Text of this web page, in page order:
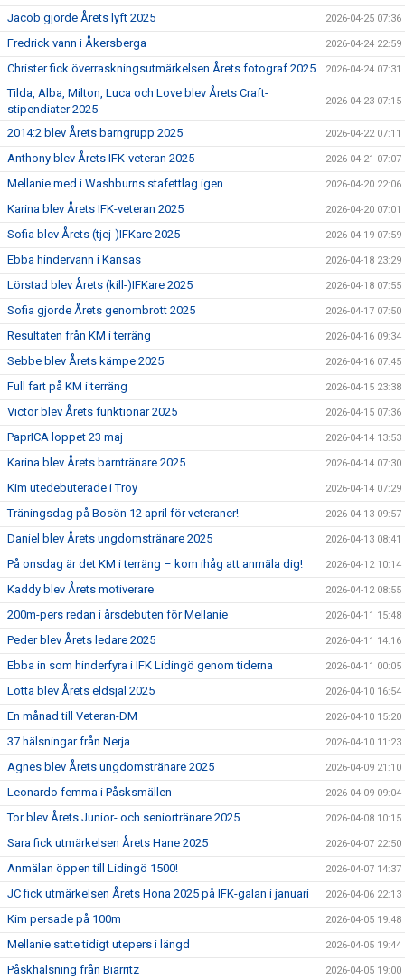
Jacob gjorde Årets lyft 2025 2026-04-25 07:36
Fredrick vann i Åkersberga 2026-04-24 22:59
Christer fick överraskningsutmärkelsen Årets fotograf 2025 2026-04-24 07:31
Tilda, Alba, Milton, Luca och Love blev Årets Craft-
stipendiater 2025
2026-04-23 07:15
2014:2 blev Årets barngrupp 2025 2026-04-22 07:11
Anthony blev Årets IFK-veteran 2025 2026-04-21 07:07
Mellanie med i Washburns stafettlag igen 2026-04-20 22:06
Karina blev Årets IFK-veteran 2025 2026-04-20 07:01
Sofia blev Årets (tjej-)IFKare 2025 2026-04-19 07:59
Ebba hindervann i Kansas 2026-04-18 23:29
Lörstad blev Årets (kill-)IFKare 2025 2026-04-18 07:55
Sofia gjorde Årets genombrott 2025 2026-04-17 07:50
Resultaten från KM i terräng 2026-04-16 09:34
Sebbe blev Årets kämpe 2025 2026-04-16 07:45
Full fart på KM i terräng 2026-04-15 23:38
Victor blev Årets funktionär 2025 2026-04-15 07:36
PaprICA loppet 23 maj 2026-04-14 13:53
Karina blev Årets barntränare 2025 2026-04-14 07:30
Kim utedebuterade i Troy 2026-04-14 07:29
Träningsdag på Bosön 12 april för veteraner! 2026-04-13 09:57
Daniel blev Årets ungdomstränare 2025 2026-04-13 08:41
På onsdag är det KM i terräng – kom ihåg att anmäla dig! 2026-04-12 10:14
Kaddy blev Årets motiverare 2026-04-12 08:55
200m-pers redan i årsdebuten för Mellanie 2026-04-11 15:48
Peder blev Årets ledare 2025 2026-04-11 14:16
Ebba in som hinderfyra i IFK Lidingö genom tiderna 2026-04-11 00:05
Lotta blev Årets eldsjäl 2025 2026-04-10 16:54
En månad till Veteran-DM 2026-04-10 15:20
37 hälsningar från Nerja 2026-04-10 11:23
Agnes blev Årets ungdomstränare 2025 2026-04-09 21:10
Leonardo femma i Påsksmällen 2026-04-09 09:04
Tor blev Årets Junior- och seniortränare 2025 2026-04-08 10:15
Sara fick utmärkelsen Årets Hane 2025 2026-04-07 22:50
Anmälan öppen till Lidingö 1500! 2026-04-07 14:37
JC fick utmärkelsen Årets Hona 2025 på IFK-galan i januari 2026-04-06 22:13
Kim persade på 100m 2026-04-05 19:48
Mellanie satte tidigt utepers i längd 2026-04-05 19:44
Påskhälsning från Biarritz 2026-04-05 19:00